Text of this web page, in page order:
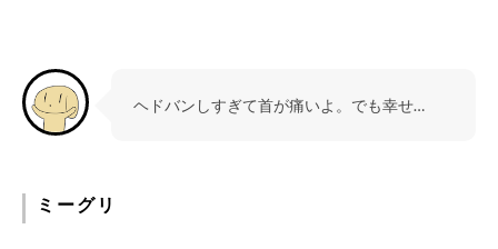
ヘドバンしすぎて首が痛いよ。でも幸せ…
ミーグリ